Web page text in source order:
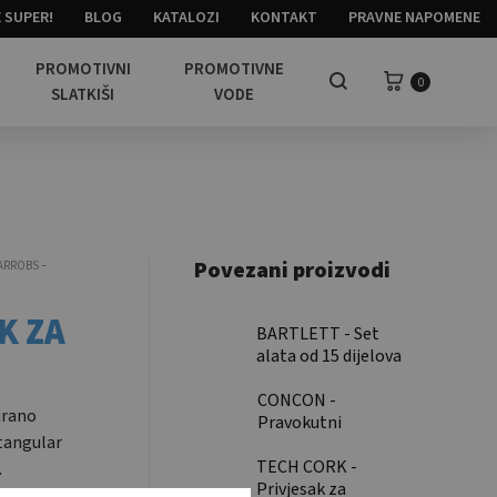
BLOG KATALOZI KONTAKT PRAVNE NAPOMENE
PROMOTIVNI
SLATKIŠI
PROMOTIVNE
VODE
Pretraga
Košarica
0
–
ZA
Povezani proizvodi
BARTLETT - Set
alata od 15 dijelova
piece tool set
bamboo case
CONCON -
Pravokutni
ključeve od pluta /
Rectangular cork
TECH CORK -
Privjesak za